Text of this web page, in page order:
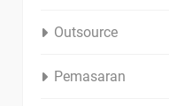
Outsource
Pemasaran